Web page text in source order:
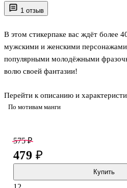
1 отзыв
По мотивам манги
В этом стикерпаке вас ждёт более
мужскими и женскими
популярными молодёжными
волю своей фантазии!
Украшайте стикерами записи в
декорируйте ими обложки
Перейти к описанию и
575 ₽
479 ₽
Купить